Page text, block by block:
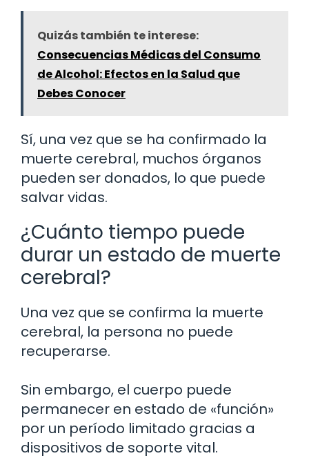
Quizás también te interese:
Consecuencias Médicas del Consumo
de Alcohol: Efectos en la Salud que
Debes Conocer
Sí, una vez que se ha confirmado la
muerte cerebral, muchos órganos
pueden ser donados, lo que puede
salvar vidas.
¿Cuánto tiempo puede
durar un estado de muerte
cerebral?
Una vez que se confirma la muerte
cerebral, la persona no puede
recuperarse.
Sin embargo, el cuerpo puede
permanecer en estado de «función»
por un período limitado gracias a
dispositivos de soporte vital.